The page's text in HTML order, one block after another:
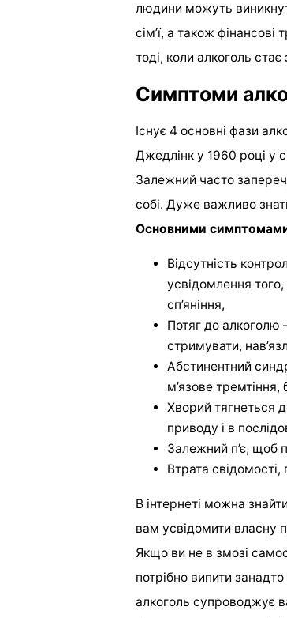
людини можуть
сім’ї, а також
тоді, коли алкоголь
Симптоми
Існує 4 основні фази
Джедлінк у 1960 році у
Залежний часто
собі. Дуже важливо
Основними симптомами
Відсутність
усвідомлення того,
сп’яніння,
Потяг до алкоголю
стримувати,
Абстинентний
м’язове тремтіння,
Хворий тягнеться
приводу і в
Залежний п’є, щоб
Втрата свідомості,
В інтернеті можна
вам усвідомити власну
Якщо ви не в змозі
потрібно випити
алкоголь супроводжує